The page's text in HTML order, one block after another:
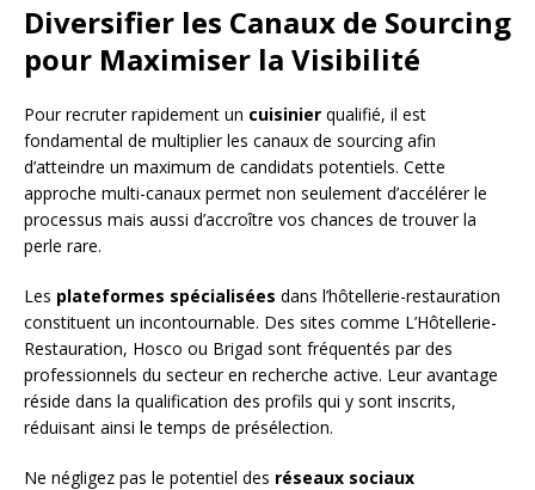
Diversifier les Canaux de Sourcing
pour Maximiser la Visibilité
Pour recruter rapidement un cuisinier qualifié, il est
fondamental de multiplier les canaux de sourcing afin
d’atteindre un maximum de candidats potentiels. Cette
approche multi-canaux permet non seulement d’accélérer le
processus mais aussi d’accroître vos chances de trouver la
perle rare.
Les plateformes spécialisées dans l’hôtellerie-restauration
constituent un incontournable. Des sites comme L’Hôtellerie-
Restauration, Hosco ou Brigad sont fréquentés par des
professionnels du secteur en recherche active. Leur avantage
réside dans la qualification des profils qui y sont inscrits,
réduisant ainsi le temps de présélection.
Ne négligez pas le potentiel des réseaux sociaux